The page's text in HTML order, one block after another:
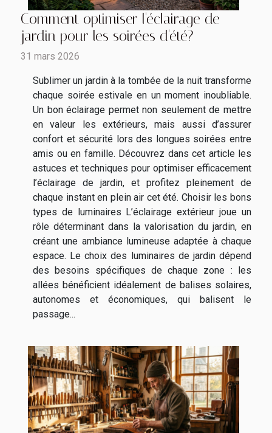
Comment optimiser l'éclairage de
jardin pour les soirées d'été?
31 mars 2026
Sublimer un jardin à la tombée de la nuit transforme
chaque soirée estivale en un moment inoubliable.
Un bon éclairage permet non seulement de mettre
en valeur les extérieurs, mais aussi d’assurer
confort et sécurité lors des longues soirées entre
amis ou en famille. Découvrez dans cet article les
astuces et techniques pour optimiser efficacement
l’éclairage de jardin, et profitez pleinement de
chaque instant en plein air cet été. Choisir les bons
types de luminaires L’éclairage extérieur joue un
rôle déterminant dans la valorisation du jardin, en
créant une ambiance lumineuse adaptée à chaque
espace. Le choix des luminaires de jardin dépend
des besoins spécifiques de chaque zone : les
allées bénéficient idéalement de balises solaires,
autonomes et économiques, qui balisent le
passage...